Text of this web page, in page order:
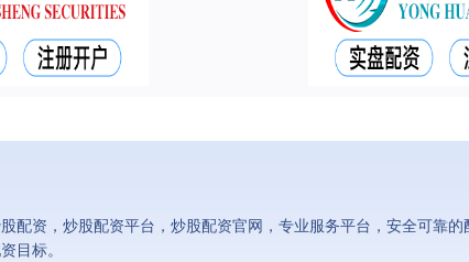
配资，炒股配资平台，炒股配资官网，专业服务平台，安全可靠
目标。